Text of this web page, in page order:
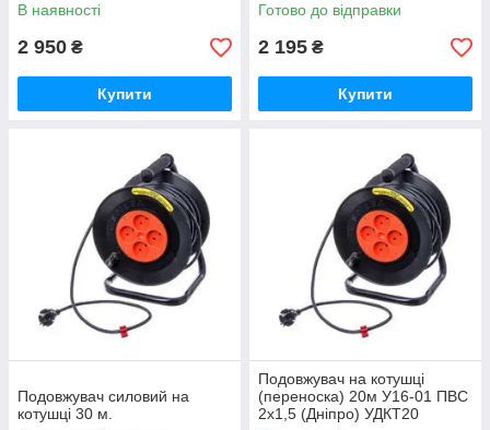
В наявності
2 950 ₴
Купити
Готово до відправки
2 195 ₴
Купити
Подовжувач силовий на
котушці 30 м.
Подовжувач на котушці
(переноска) 20м У16-01 ПВС
2х1,5 (Дніпро) УДКТ20